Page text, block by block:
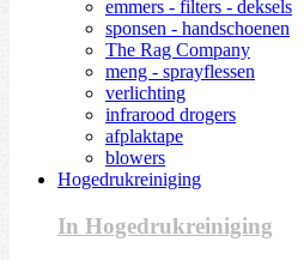
emmers - filters - deksels
sponsen - handschoenen
The Rag Company
meng - sprayflessen
verlichting
infrarood drogers
afplaktape
blowers
Hogedrukreiniging
In Hogedrukreiniging